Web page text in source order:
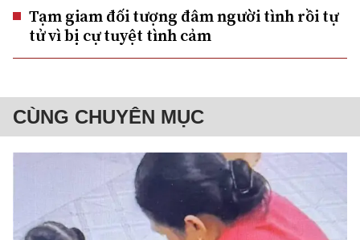
Tạm giam đối tượng đâm người tình rồi tự
tử vì bị cự tuyệt tình cảm
CÙNG CHUYÊN MỤC